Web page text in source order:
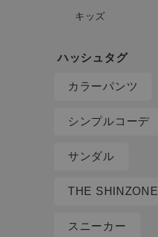
キッズ
カラーパンツ
シンプルコーデ
サンダル
THE SHINZONE
スニーカー